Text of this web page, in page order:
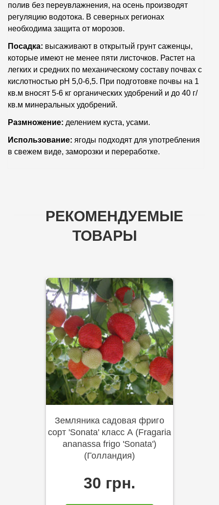
полив без переувлажнения, на осень производят
регуляцию водотока. В северных регионах
необходима защита от морозов.
Посадка: высаживают в открытый грунт саженцы,
которые имеют не менее пяти листочков. Растет на
легких и средних по механическому составу почвах с
кислотностью рН 5,0-6,5. При подготовке почвы на 1
кв.м вносят 5-6 кг органических удобрений и до 40 г/
кв.м минеральных удобрений.
Размножение: делением куста, усами.
Использование: ягоды подходят для употребления
в свежем виде, заморозки и переработке.
РЕКОМЕНДУЕМЫЕ
ТОВАРЫ
Земляника садовая фриго
сорт 'Sonata' класс А (Fragaria
ananassa frigo 'Sonata')
(Голландия)
30 грн.